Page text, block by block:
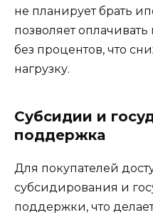
не планирует брать
позволяет оплачивать
без процентов, что
нагрузку.
Субсидии и
поддержка
Для покупателей
субсидирования и
поддержки, что